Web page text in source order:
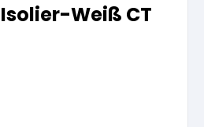
Weiß CT